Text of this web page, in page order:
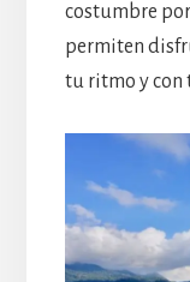
costumbre
permiten
tu ritmo y